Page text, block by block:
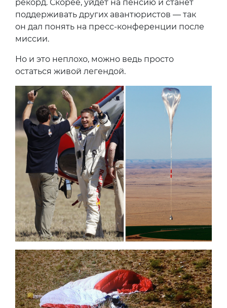
рекорд. Скорее, уйдет на пенсию и станет
поддерживать других авантюристов — так
он дал понять на пресс-конференции после
миссии.
Но и это неплохо, можно ведь просто
остаться живой легендой.